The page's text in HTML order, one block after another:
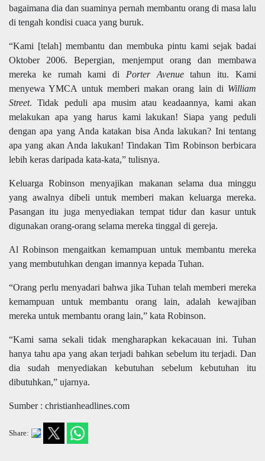
bagaimana dia dan suaminya pernah membantu orang di masa lalu
di tengah kondisi cuaca yang buruk.
“Kami [telah] membantu dan membuka pintu kami sejak badai
Oktober 2006. Bepergian, menjemput orang dan membawa
mereka ke rumah kami di Porter Avenuetahun itu. Kami
menyewa YMCA untuk memberi makan orang lain di William
Street. Tidak peduli apa musim atau keadaannya, kami akan
melakukan apa yang harus kami lakukan! Siapa yang peduli
dengan apa yang Anda katakan bisa Anda lakukan? Ini tentang
apa yang akan Anda lakukan! Tindakan Tim Robinson berbicara
lebih keras daripada kata-kata,” tulisnya.
Keluarga Robinson menyajikan makanan selama dua minggu
yang awalnya dibeli untuk memberi makan keluarga mereka.
Pasangan itu juga menyediakan tempat tidur dan kasur untuk
digunakan orang-orang selama mereka tinggal di gereja.
Al Robinson mengaitkan kemampuan untuk membantu mereka
yang membutuhkan dengan imannya kepada Tuhan.
“Orang perlu menyadari bahwa jika Tuhan telah memberi mereka
kemampuan untuk membantu orang lain, adalah kewajiban
mereka untuk membantu orang lain,” kata Robinson.
“Kami sama sekali tidak mengharapkan kekacauan ini. Tuhan
hanya tahu apa yang akan terjadi bahkan sebelum itu terjadi. Dan
dia sudah menyediakan kebutuhan sebelum kebutuhan itu
dibutuhkan,” ujarnya.
Sumber : christianheadlines.com
Share: